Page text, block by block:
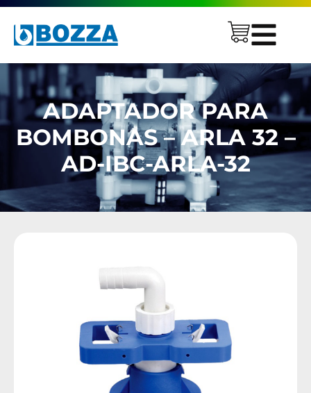
ADAPTADOR PARA
BOMBONAS – ARLA 32 –
AD-IBC-ARLA-32